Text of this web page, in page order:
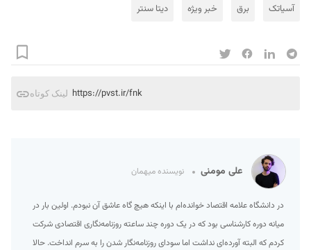
آسیاتک برق خبر ویژه دیتا سنتر
لینک کوتاه https://pvst.ir/fnk
علی مومنی نویسنده میهمان
در دانشگاه علامه اقتصاد خوانده‌ام با اینکه هیچ گاه عاشق آن نبودم. اولین بار در
میانه دوره کارشناسی بود که در یک دوره چند ساعته روزنامه‌نگاری اقتصادی شرکت
کردم که البته آورده‌ای نداشت اما سودای روزنامه‌نگار شدن را به سرم انداخت. حالا